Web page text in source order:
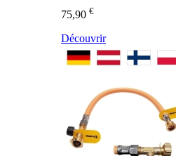
75,90 €
Découvrir